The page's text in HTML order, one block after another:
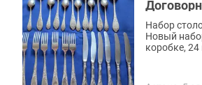
Набор
Новый
коробке,